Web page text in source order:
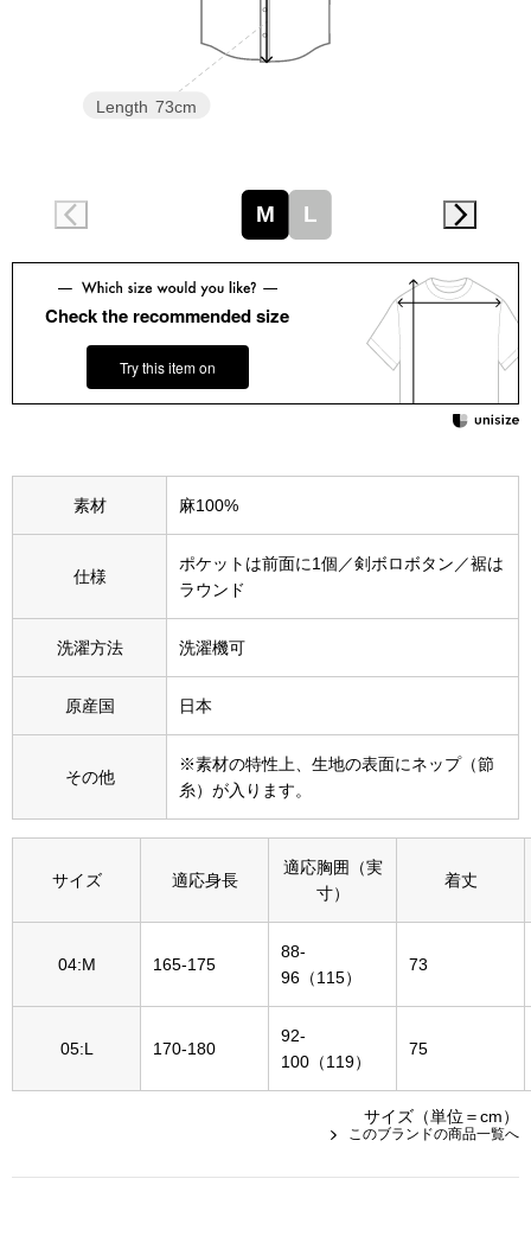
ク
その他
財布／小物
財布／コイン
その他
ネックレス
ブレスレット
ファッション
ネクタイ
Length 73cm
M L
Check the recommended size
Try this item on
素材 麻100%
仕様
ポケットは前面に1個／剣ボロボタン／裾は
ラウンド
洗濯方法 洗濯機可
原産国 日本
その他
※素材の特性上、生地の表面にネップ（節
糸）が入ります。
サイズ 適応身長
適応胸囲（実
寸）
着丈
04:M 165-175
88-
96（115）
73
05:L 170-180
92-
100（119）
75
サイズ（単位＝cm）
このブランドの商品一覧へ